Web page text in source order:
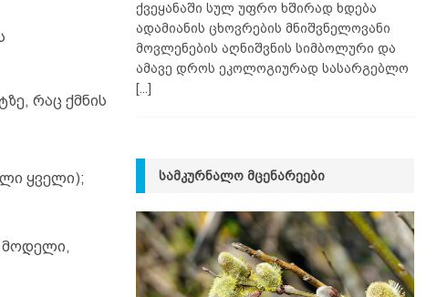
რაც ქმნის
ყველი);
მოდელი,
ქვეყანაში სულ უფრო ხშირად ხდება
ადამიანის ცხოვრების მნიშვნელოვანი
მოვლენების აღნიშვნის სიმბოლური და
ამავე დროს ეკოლოგიურად სასარგებლო
[...]
ᲡᲐᲛᲙᲣᲠᲜᲐᲚᲝ ᲛᲪᲔᲜᲐᲠᲔᲔᲑᲘ